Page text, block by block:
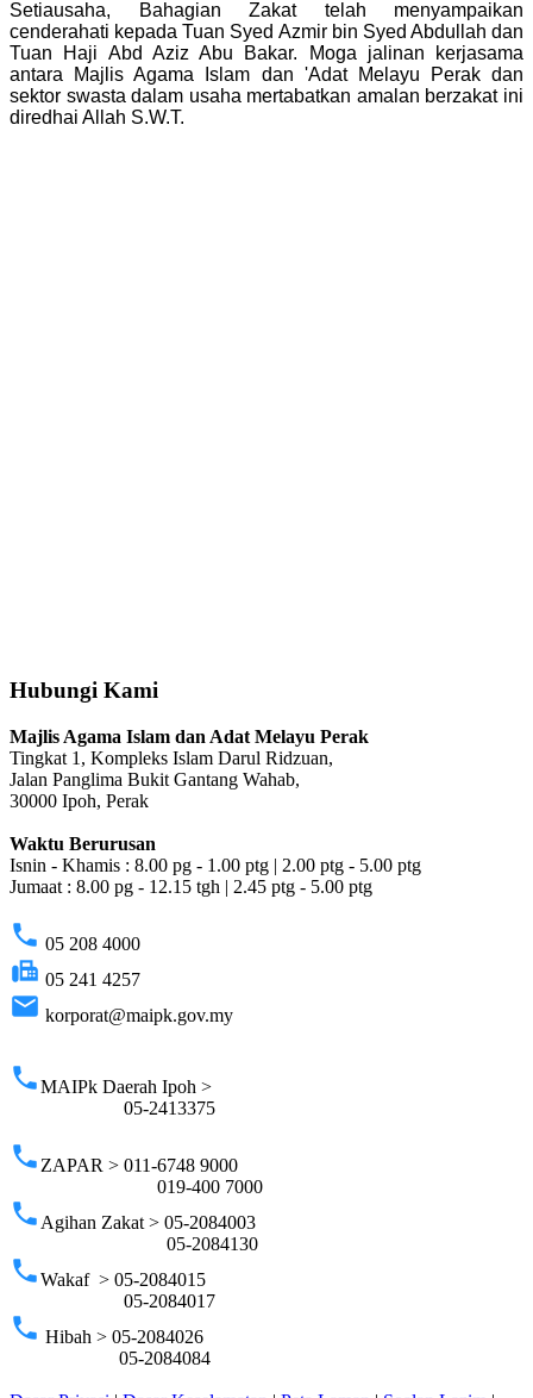
Setiausaha, Bahagian Zakat telah menyampaikan
cenderahati kepada Tuan Syed Azmir bin Syed Abdullah dan
Tuan Haji Abd Aziz Abu Bakar. Moga jalinan kerjasama
antara Majlis Agama Islam dan 'Adat Melayu Perak dan
sektor swasta dalam usaha mertabatkan amalan berzakat ini
diredhai Allah S.W.T.
Hubungi Kami
Majlis Agama Islam dan Adat Melayu Perak
Tingkat 1, Kompleks Islam Darul Ridzuan,
Jalan Panglima Bukit Gantang Wahab,
30000 Ipoh, Perak
Waktu Berurusan
Isnin - Khamis : 8.00 pg - 1.00 ptg | 2.00 ptg - 5.00 ptg
Jumaat : 8.00 pg - 12.15 tgh | 2.45 ptg - 5.00 ptg
phone 05 208 4000
fax 05 241 4257
email korporat@maipk.gov.my
phoneMAIPk Daerah Ipoh >
05-2413375
phone ZAPAR > 011-6748 9000
019-400 7000
phone Agihan Zakat > 05-2084003
05-2084130
phoneWakaf > 05-2084015
05-2084017
phone Hibah > 05-2084026
05-2084084